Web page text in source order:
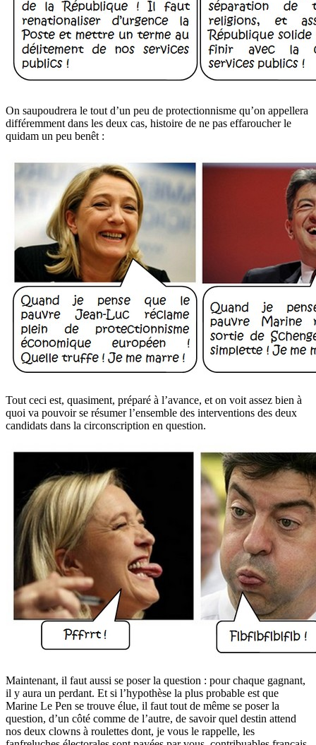
On saupoudrera le tout d’un peu de protectionnisme qu’on appellera
différemment dans les deux cas, histoire de ne pas effaroucher le
quidam un peu benêt :
Tout ceci est, quasiment, préparé à l’avance, et on voit assez bien à
quoi va pouvoir se résumer l’ensemble des interventions des deux
candidats dans la circonscription en question.
Maintenant, il faut aussi se poser la question : pour chaque gagnant,
il y aura un perdant. Et si l’hypothèse la plus probable est que
Marine Le Pen se trouve élue, il faut tout de même se poser la
question, d’un côté comme de l’autre, de savoir quel destin attend
nos deux clowns à roulettes dont, je vous le rappelle, les